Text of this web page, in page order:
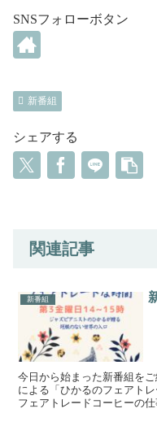
SNSフォローボタン
新番組
シェアする
関連記事
新番組
今日から始まった新番組を
による「ひかるのフェアト
フェアトレードコーヒーの
のこと、長年の夢が叶って